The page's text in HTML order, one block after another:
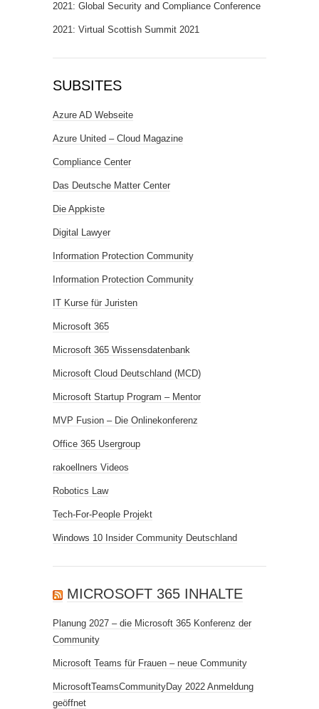
2021: Global Security and Compliance Conference
2021: Virtual Scottish Summit 2021
SUBSITES
Azure AD Webseite
Azure United – Cloud Magazine
Compliance Center
Das Deutsche Matter Center
Die Appkiste
Digital Lawyer
Information Protection Community
Information Protection Community
IT Kurse für Juristen
Microsoft 365
Microsoft 365 Wissensdatenbank
Microsoft Cloud Deutschland (MCD)
Microsoft Startup Program – Mentor
MVP Fusion – Die Onlinekonferenz
Office 365 Usergroup
rakoellners Videos
Robotics Law
Tech-For-People Projekt
Windows 10 Insider Community Deutschland
MICROSOFT 365 INHALTE
Planung 2027 – die Microsoft 365 Konferenz der
Community
Microsoft Teams für Frauen – neue Community
MicrosoftTeamsCommunityDay 2022 Anmeldung
geöffnet